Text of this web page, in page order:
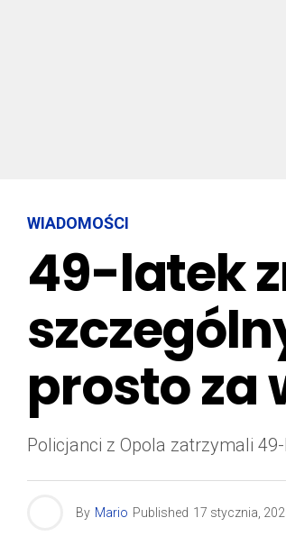
WIADOMOŚCI
49-latek
prosto za
Policjanci z Opola zatrzymali
By Mario Published 17 stycznia,